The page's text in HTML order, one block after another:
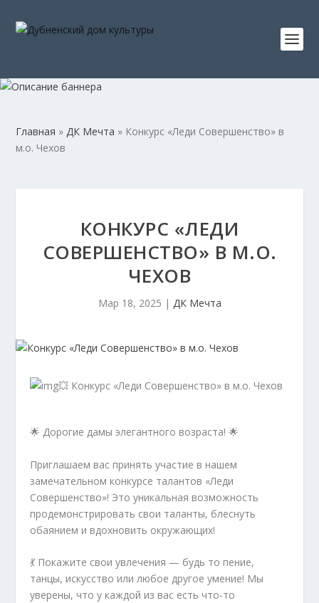
Главная »ДК Мечта » Конкурс «Леди Совершенство» в
м.о. Чехов
КОНКУРС «ЛЕДИ
СОВЕРШЕНСТВО» В М.О.
ЧЕХОВ
Мар 18, 2025 | ДК Мечта
💥 Конкурс «Леди Совершенство» в м.о. Чехов
🌟 Дорогие дамы элегантного возраста! 🌟
Приглашаем вас принять участие в нашем
замечательном конкурсе талантов «Леди
Совершенство»! Это уникальная возможность
продемонстрировать свои таланты, блеснуть
обаянием и вдохновить окружающих!
💃 Покажите свои увлечения — будь то пение,
танцы, искусство или любое другое умение! Мы
уверены, что у каждой из вас есть что-то